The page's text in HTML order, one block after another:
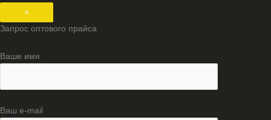
×
Запрос оптового прайса
Ваше имя
Ваш e-mail